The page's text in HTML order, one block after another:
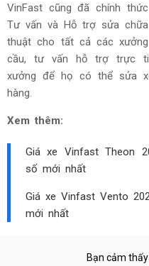
VinFast cũng đã chính
Tư vấn và Hỗ trợ sửa
thuật cho tất cả các
cầu, tư vấn hỗ trợ trực
xưởng để họ có thể sửa
hàng.
Xem thêm:
Giá xe Vinfast Theon
số mới nhất
Giá xe Vinfast Vento
mới nhất
Bạn cảm